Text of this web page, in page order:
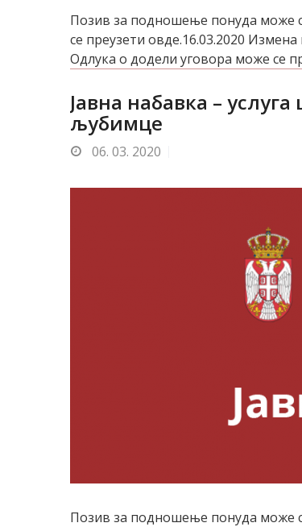
Позив за подношење понуда може
се преузети овде.16.03.2020
Одлука о додели уговора може се
Jавна набавка –
љубимце
06. 03. 2020
Позив за подношење понуда може